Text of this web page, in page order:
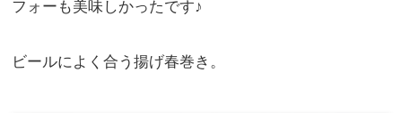
フォーも美味しかったです♪
ビールによく合う揚げ春巻き。